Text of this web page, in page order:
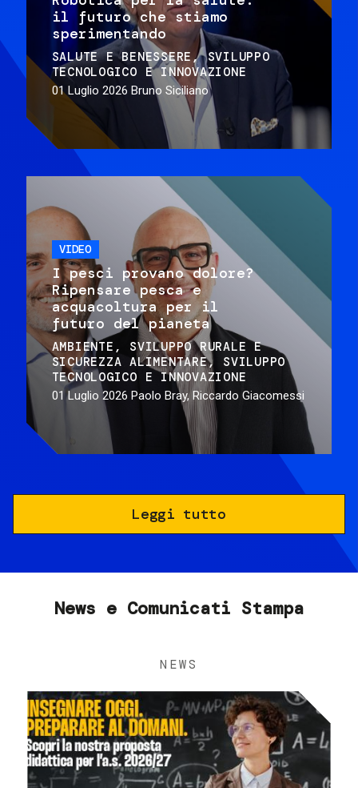
il futuro che stiamo
sperimentando
SALUTE E BENESSERE
SVILUPPO
TECNOLOGICO E INNOVAZIONE
01 Luglio 2026 Bruno Siciliano
VIDEO
I pesci provano dolore?
Ripensare pesca e
acquacoltura per il
futuro del pianeta
AMBIENTE
SVILUPPO RURALE E
SICUREZZA ALIMENTARE
SVILUPPO
TECNOLOGICO E INNOVAZIONE
01 Luglio 2026 Paolo Bray, Riccardo Giacomessi
Leggi tutto
News e Comunicati Stampa
NEWS